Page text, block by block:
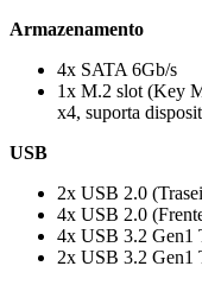
Armazenamento
4x SATA 6Gb/s
1x M.2 slot (Key
x4, suporta
USB
2x USB 2.0
4x USB 2.0
4x USB 3.2 Gen1
2x USB 3.2 Gen1